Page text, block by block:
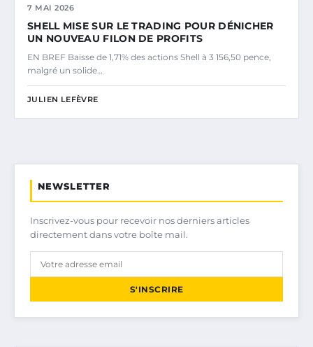
7 MAI 2026
SHELL MISE SUR LE TRADING POUR DÉNICHER
UN NOUVEAU FILON DE PROFITS
EN BREF Baisse de 1,71% des actions Shell à 3 156,50 pence,
malgré un solide…
JULIEN LEFÈVRE
NEWSLETTER
Inscrivez-vous pour recevoir nos derniers articles
directement dans votre boîte mail.
S'INSCRIRE